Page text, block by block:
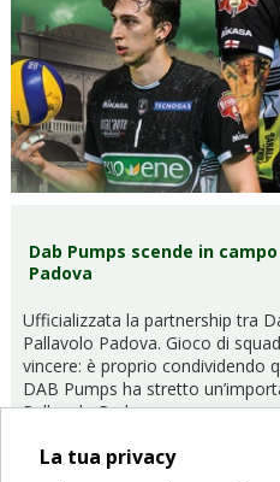
La tua privacy
Dab Pumps scende in
Padova
Ufficializzata la partnership tra
Pallavolo Padova. Gioco di
vincere: è proprio condividendo
DAB Pumps ha stretto
Pallavolo Padova.